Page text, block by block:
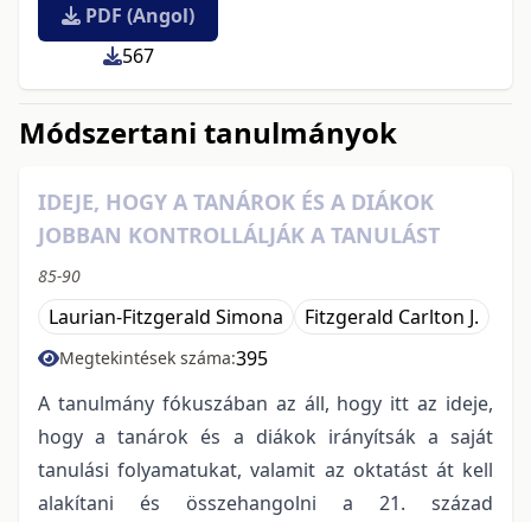
PDF (Angol)
567
Módszertani tanulmányok
IDEJE, HOGY A TANÁROK ÉS A DIÁKOK
JOBBAN KONTROLLÁLJÁK A TANULÁST
85-90
Laurian-Fitzgerald Simona Fitzgerald Carlton J.
Megtekintések száma:395
A tanulmány fókuszában az áll, hogy itt az ideje,
hogy a tanárok és a diákok irányítsák a saját
tanulási folyamatukat, valamit az oktatást át kell
alakítani és összehangolni a 21. század